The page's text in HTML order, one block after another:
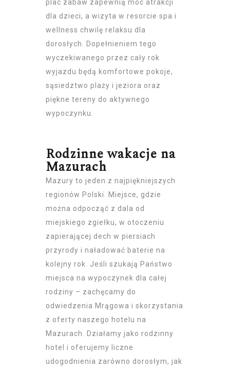
plac zabaw zapewnią moc atrakcji
dla dzieci, a wizyta w resorcie spa i
wellness chwilę relaksu dla
dorosłych. Dopełnieniem tego
wyczekiwanego przez cały rok
wyjazdu będą komfortowe pokoje,
sąsiedztwo plaży i jeziora oraz
piękne tereny do aktywnego
wypoczynku.
Rodzinne wakacje na
Mazurach
Mazury to jeden z najpiękniejszych
regionów Polski. Miejsce, gdzie
można odpocząć z dala od
miejskiego zgiełku, w otoczeniu
zapierającej dech w piersiach
przyrody i naładować baterie na
kolejny rok. Jeśli szukają Państwo
miejsca na wypoczynek dla całej
rodziny – zachęcamy do
odwiedzenia Mrągowa i skorzystania
z oferty naszego hotelu na
Mazurach
. Działamy jako rodzinny
hotel i oferujemy liczne
udogodnienia zarówno dorosłym, jak